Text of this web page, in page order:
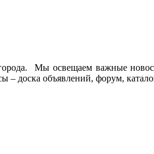
Мы освещаем важные
– доска объявлений, форум,